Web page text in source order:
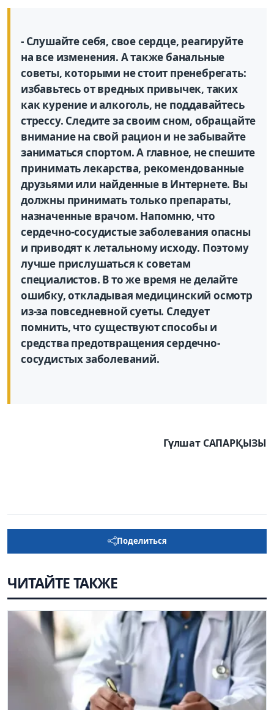
- Слушайте себя, свое сердце, реагируйте
на все изменения. А также банальные
советы, которыми не стоит пренебрегать:
избавьтесь от вредных привычек, таких
как курение и алкоголь, не поддавайтесь
стрессу. Следите за своим сном, обращайте
внимание на свой рацион и не забывайте
заниматься спортом. А главное, не спешите
принимать лекарства, рекомендованные
друзьями или найденные в Интернете. Вы
должны принимать только препараты,
назначенные врачом. Напомню, что
сердечно-сосудистые заболевания опасны
и приводят к летальному исходу. Поэтому
лучше прислушаться к советам
специалистов. В то же время не делайте
ошибку, откладывая медицинский осмотр
из-за повседневной суеты. Следует
помнить, что существуют способы и
средства предотвращения сердечно-
сосудистых заболеваний.
Гүлшат САПАРҚЫЗЫ
Поделиться
ЧИТАЙТЕ ТАКЖЕ